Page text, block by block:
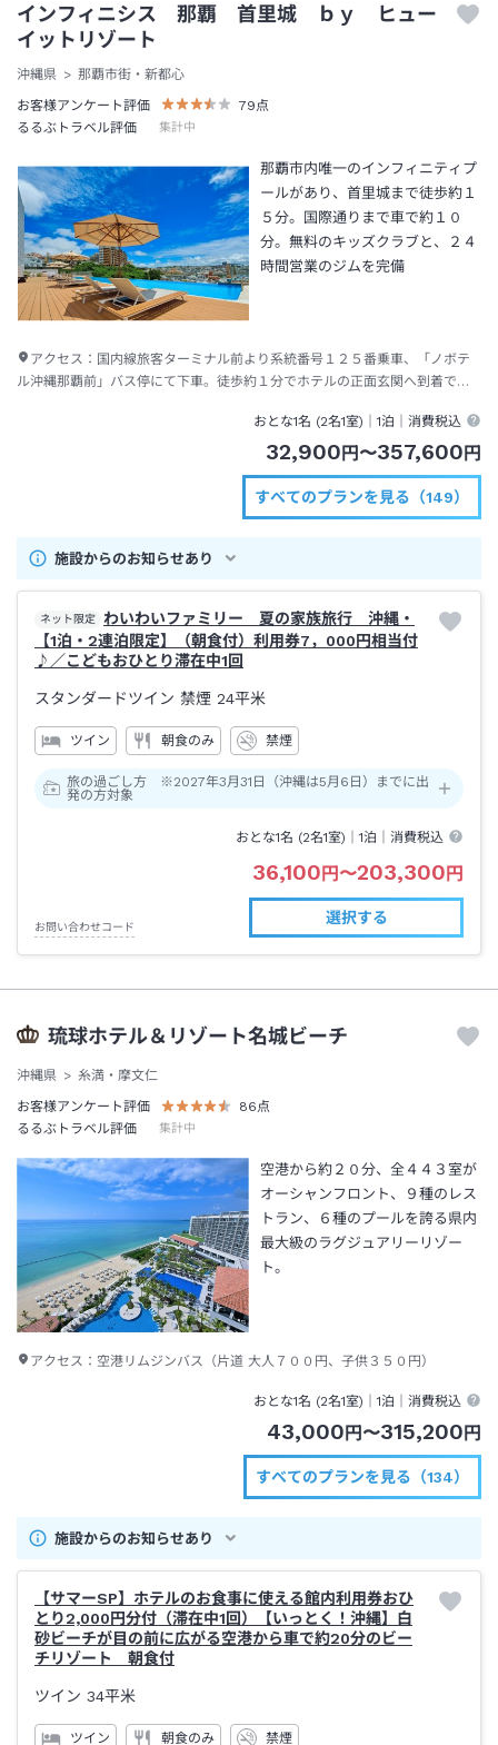
インフィニシス 那覇 首里城 ｂｙ ヒュー
イットリゾート
沖縄県
那覇市街・新都心
お客様アンケート評価
79 点
るるぶトラベル評価
集計中
那覇市内唯一のインフィニティプ
ールがあり、首里城まで徒歩約１
５分。国際通りまで車で約１０
分。無料のキッズクラブと、２４
時間営業のジムを完備
アクセス： 国内線旅客ターミナル前より系統番号１２５番乗車、「ノボテ
ル沖縄那覇前」バス停にて下車。徒歩約１分でホテルの正面玄関へ到着で
おとな1名 (2名1室)｜1泊 ｜消費税込
32,900 円 〜357,600 円
すべてのプランを見る（149）
施設からのお知らせあり
ネット限定
わいわいファミリー 夏の家族旅行 沖縄・
【1泊・2連泊限定】（朝食付）利用券7，000円相当付
♪／こどもおひとり滞在中1回
スタンダードツイン 禁煙 24平米
ツイン 朝食のみ 禁煙
旅の過ごし方 ※2027年3月31日（沖縄は5月6日）までに出
発の方対象
おとな1名 (2名1室)｜1泊 ｜消費税込
36,100円〜203,300円
お問い合わせコード
選択する
琉球ホテル＆リゾート名城ビーチ
沖縄県
糸満・摩文仁
お客様アンケート評価
86点
るるぶトラベル評価
集計中
空港から約２０分、全４４３室が
オーシャンフロント、９種のレス
トラン、６種のプールを誇る県内
最大級のラグジュアリーリゾー
ト。
アクセス： 空港リムジンバス（片道 大人７００円、子供３５０円）
おとな1名 (2名1室)｜1泊 ｜消費税込
43,000円〜315,200円
すべてのプランを見る（134）
施設からのお知らせあり
【サマーSP】ホテルのお食事に使える館内利用券おひ
とり2,000円分付（滞在中1回）【いっとく！沖縄】白
砂ビーチが目の前に広がる空港から車で約20分のビー
チリゾート 朝食付
ツイン 34平米
ツイン 朝食のみ 禁煙